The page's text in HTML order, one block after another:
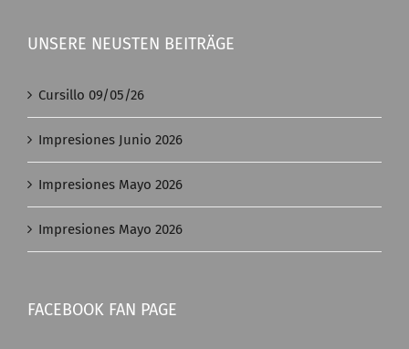
UNSERE NEUSTEN BEITRÄGE
Cursillo 09/05/26
Impresiones Junio 2026
Impresiones Mayo 2026
Impresiones Mayo 2026
FACEBOOK FAN PAGE